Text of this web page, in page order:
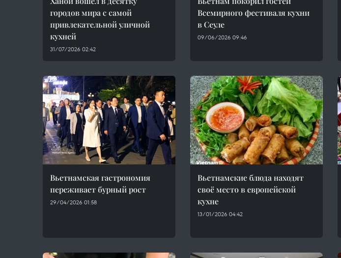
городов мира с самой
привлекательной уличной
кухней
31/07/2026 02:42
Всемирного фестиваля кухни
в Сеуле
09/06/2026 09:46
Вьетнамская гастрономия
переживает бурный рост
29/04/2026 01:58
Вьетнамские блюда находят
своё место в европейской
кухне
13/01/2026 04:42